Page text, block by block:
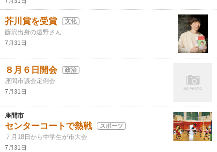
芥川賞を受賞 文化
藤沢出身の遠野さん
7月31日
８月６日開会 政治
座間市議会定例会
7月31日
座間市
センターコートで熱戦 スポーツ
７月18日から中学生が市大会
7月31日